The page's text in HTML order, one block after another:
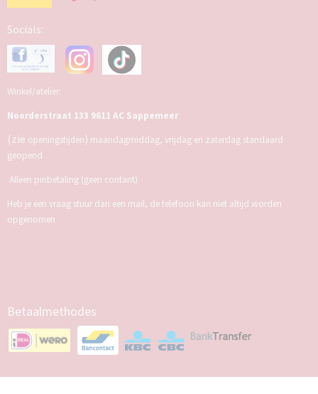
Socials:
Winkel/atelier:
Noorderstraat 133 9611 AC Sappemeer
(zie openingstijden) maandagmiddag, vrijdag en zaterdag standaard
geopend
Alleen pinbetaling (geen contant)
Heb je een vraag stuur dan een mail, de telefoon kan niet altijd worden
opgenomen
Betaalmethodes